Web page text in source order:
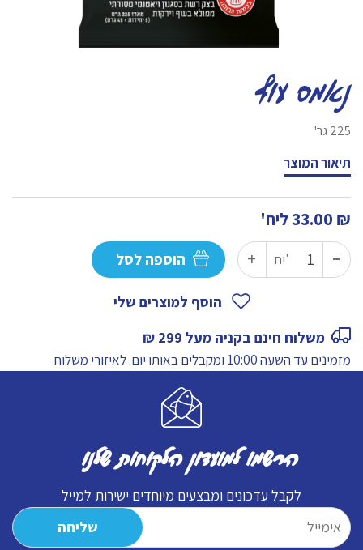
נאמס עוף
225 גר'
תיאור המוצר
33.00 ₪ ליח'
-
כמות
של
יח' + הוספה לסל
הוסף למוצרים שלי
משלוח חינם בקניה מעל 299 ₪
מזמינים עד השעה 10:00 ומקבלים באותו יום. לאיזורי משלוח
הרשמו למועדון הלקוחות שלנו
לקבל עדכונים ומבצעים מיוחדים ישירות למייל